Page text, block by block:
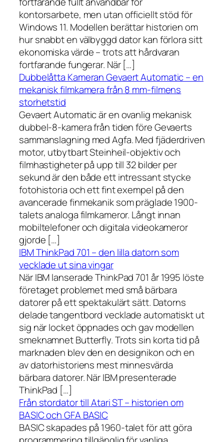
kontorsarbete, men utan officiellt stöd för
Windows 11. Modellen berättar historien om
hur snabbt en välbyggd dator kan förlora sitt
ekonomiska värde – trots att hårdvaran
fortfarande fungerar. När […]
Dubbelåtta Kameran Gevaert Automatic – en
mekanisk filmkamera från 8 mm-filmens
storhetstid
Gevaert Automatic är en ovanlig mekanisk
dubbel-8-kamera från tiden före Gevaerts
sammanslagning med Agfa. Med fjäderdriven
motor, utbytbart Steinheil-objektiv och
filmhastigheter på upp till 32 bilder per
sekund är den både ett intressant stycke
fotohistoria och ett fint exempel på den
avancerade finmekanik som präglade 1900-
talets analoga filmkameror. Långt innan
mobiltelefoner och digitala videokameror
gjorde […]
IBM ThinkPad 701 – den lilla datorn som
vecklade ut sina vingar
När IBM lanserade ThinkPad 701 år 1995 löste
företaget problemet med små bärbara
datorer på ett spektakulärt sätt. Datorns
delade tangentbord vecklade automatiskt ut
sig när locket öppnades och gav modellen
smeknamnet Butterfly. Trots sin korta tid på
marknaden blev den en designikon och en
av datorhistoriens mest minnesvärda
bärbara datorer. När IBM presenterade
ThinkPad […]
Från stordator till Atari ST – historien om
BASIC och GFA BASIC
BASIC skapades på 1960-talet för att göra